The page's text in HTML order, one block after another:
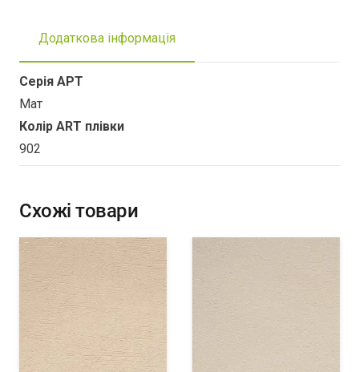
Додаткова інформація
Серія АРТ
Мат
Колір ART плівки
902
Схожі товари